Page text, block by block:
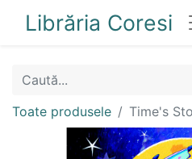
Librăria Coresi
Toate produsele Time's